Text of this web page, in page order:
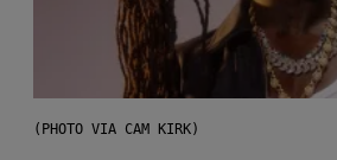
(PHOTO VIA CAM KIRK)